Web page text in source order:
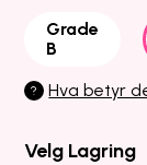
Grade
B
? Hva betyr
Velg Lagring